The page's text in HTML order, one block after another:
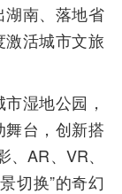
湖南、落地省
活城市文旅
湿地公园，
台，创新搭
AR、VR、
切换”的奇幻